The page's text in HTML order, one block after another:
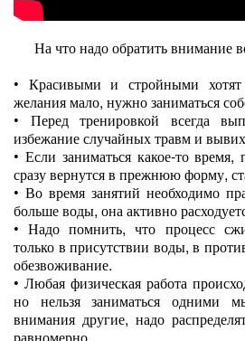
На что надо обратить внимание
• Красивыми и стройными
желания мало, нужно заниматься
•
Перед тренировкой всегда
избежание случайных травм и
• Если заниматься какое-то
сразу вернутся в прежнюю форму,
• Во время занятий необходимо
больше воды, она активно
• Надо помнить, что процесс
только в присутствии воды, в
обезвоживание.
• Любая физическая работа
но нельзя заниматься одними
внимания другие, надо